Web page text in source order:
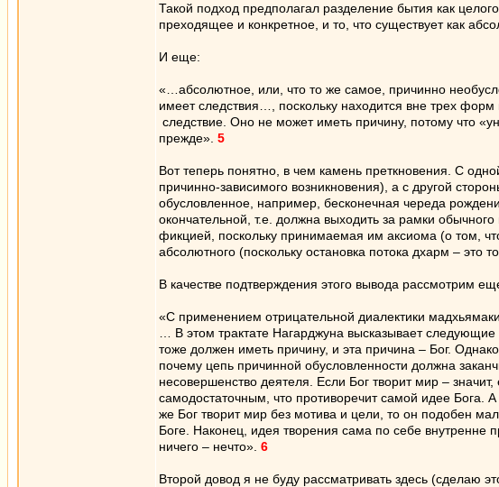
Такой подход предполагал разделение бытия как
преходящее и конкретное, и то, что существует как
И еще:
«…абсолютное, или, что то же самое, причинно
имеет следствия…, поскольку находится вне трех
следствие. Оно не может иметь причину, потому что
прежде». 5
Вот теперь понятно, в чем камень преткновения. С
причинно-зависимого возникновения), а с другой
обусловленное, например, бесконечная череда
окончательной, т.е. должна выходить за рамки
фикцией, поскольку принимаемая им аксиома (о том,
абсолютного (поскольку остановка потока дхарм – это
В качестве подтверждения этого вывода рассмотрим
«С применением отрицательной диалектики
… В этом трактате Нагарджуна высказывает
тоже должен иметь причину, и эта причина – Бог.
почему цепь причинной обусловленности должна
несовершенство деятеля. Если Бог творит мир –
самодостаточным, что противоречит самой идее Бога.
же Бог творит мир без мотива и цели, то он подобен
Боге. Наконец, идея творения сама по себе внутренне
ничего – нечто». 6
Второй довод я не буду рассматривать здесь (сделаю